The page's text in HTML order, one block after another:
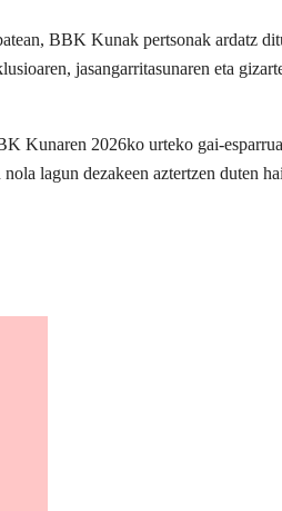
BBK Kunak pertsonak ardatz
jasangarritasunaren eta
Kunaren 2026ko urteko gai-
lagun dezakeen aztertzen duten